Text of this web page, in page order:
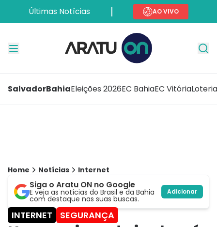
Últimas Notícias AO VIVO
SalvadorBahiaEleições 2026EC BahiaEC Vitória
Home Notícias Internet
Siga o Aratu ON no Google
E veja as notícias do Brasil e da Bahia
com destaque nas suas buscas.
Adicionar
INTERNET SEGURANÇA